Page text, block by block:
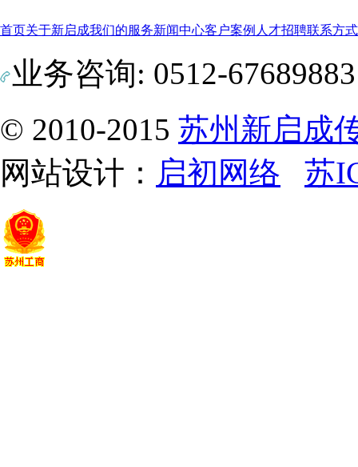
首页关于新启成我们的服务新闻中心客户案例 人才招聘联系方式
业务咨询: 0512-
© 2010-2015 苏州新启成
网站设计： 启初网络 苏